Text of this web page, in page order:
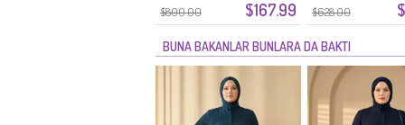
$800.00 $167.99
Ferace 6375-07 Siyah
$628.00
Lacivert
BUNA BAKANLAR BUNLARA DA BAKTI